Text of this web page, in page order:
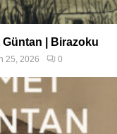
Güntan | Birazoku
25, 2026 0